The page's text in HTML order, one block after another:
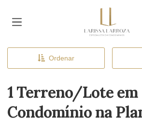
Ordenar
1 Terreno/Lote em
Condomínio na